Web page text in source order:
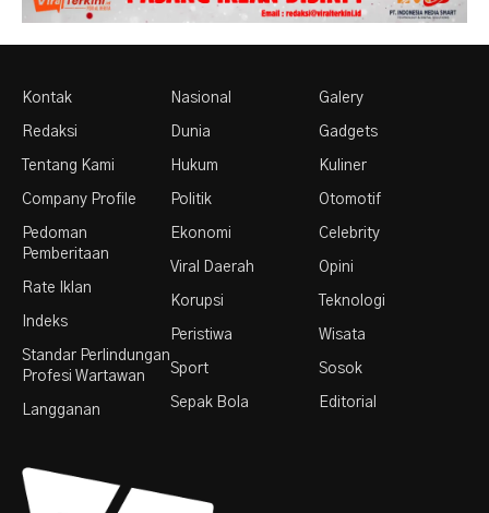
Kontak
Redaksi
Tentang Kami
Company Profile
Pedoman
Pemberitaan
Rate Iklan
Indeks
Standar Perlindungan
Profesi Wartawan
Langganan
Nasional
Dunia
Hukum
Politik
Ekonomi
Viral Daerah
Korupsi
Peristiwa
Sport
Sepak Bola
Galery
Gadgets
Kuliner
Otomotif
Celebrity
Opini
Teknologi
Wisata
Sosok
Editorial